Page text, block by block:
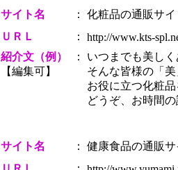
サイト名 ：
化粧品の通販サ
ＵＲＬ
：
http://www.kts-
紹介文（例）
【編集可】
：
いつまでも美し
そんな皆様の「
お役に立つ化粧
どうぞ、お時間
サイト名 ：
健康食品の通販